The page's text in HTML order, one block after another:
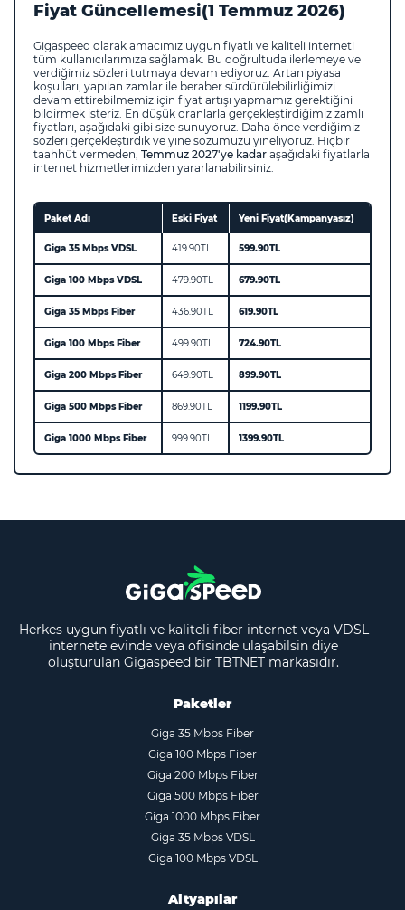
Fiyat Güncellemesi(1 Temmuz 2026)
Gigaspeed olarak amacımız uygun fiyatlı ve kaliteli interneti
tüm kullanıcılarımıza sağlamak. Bu doğrultuda ilerlemeye ve
verdiğimiz sözleri tutmaya devam ediyoruz. Artan piyasa
koşulları, yapılan zamlar ile beraber sürdürülebilirliğimizi
devam ettirebilmemiz için fiyat artışı yapmamız gerektiğini
bildirmek isteriz. En düşük oranlarla gerçekleştirdiğimiz zamlı
fiyatları, aşağıdaki gibi size sunuyoruz. Daha önce verdiğimiz
sözleri gerçekleştirdik ve yine sözümüzü yineliyoruz. Hiçbir
taahhüt vermeden, Temmuz 2027'ye kadar aşağıdaki fiyatlarla
internet hizmetlerimizden yararlanabilirsiniz.
Paket Adı Eski Fiyat Yeni Fiyat(Kampanyasız)
Giga 35 Mbps VDSL 419.90TL 599.90TL
Giga 100 Mbps VDSL 479.90TL 679.90TL
Giga 35 Mbps Fiber 436.90TL 619.90TL
Giga 100 Mbps Fiber 499.90TL 724.90TL
Giga 200 Mbps Fiber 649.90TL 899.90TL
Giga 500 Mbps Fiber 869.90TL 1199.90TL
Giga 1000 Mbps Fiber 999.90TL 1399.90TL
Herkes uygun fiyatlı ve kaliteli fiber internet veya VDSL
internete evinde veya ofisinde ulaşabilsin diye
oluşturulan Gigaspeed bir TBTNET markasıdır.
Paketler
Giga 35 Mbps Fiber
Giga 100 Mbps Fiber
Giga 200 Mbps Fiber
Giga 500 Mbps Fiber
Giga 1000 Mbps Fiber
Giga 35 Mbps VDSL
Giga 100 Mbps VDSL
Altyapılar